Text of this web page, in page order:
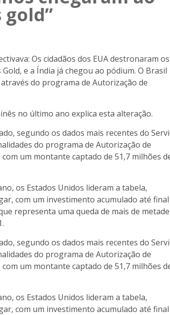
Os cidadãos dos EUA destronaram
e a Índia já chegou ao pódium. O Brasil
do programa de Autorização de
no último ano explica esta alteração.
segundo os dados mais recentes do
do programa de Autorização de
um montante captado de 51,7 milhões
os Estados Unidos lideram a tabela,
com um investimento acumulado até final
representa uma queda de mais de metade
segundo os dados mais recentes do
do programa de Autorização de
um montante captado de 51,7 milhões
os Estados Unidos lideram a tabela,
com um investimento acumulado até final